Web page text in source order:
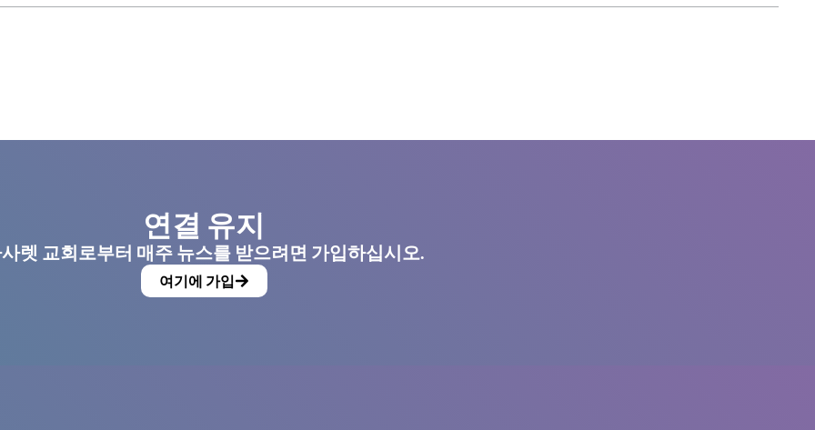
연결 유지
렛 교회로부터 매주 뉴스를 받으려면 가입하십시오.
여기에 가입